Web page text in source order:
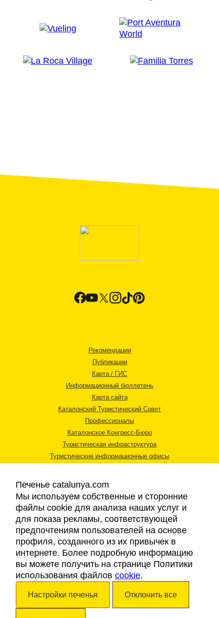
Рекомендации
Публикации
Карта / ГИС
Информационный бюллетень
Карта сайта
Каталонский Туристический Совет
Профессионалы
Каталонское Конгресс-Бюро
Туристическая инфраструктура
Туристические информационные офисы
Правовая информация
Cookies
Доступность
Авторские права © 2026. Каталонский Туристический Совет. Все права
Печенье catalunya.com
Мы используем собственные и сторонние
файлы cookie для анализа наших услуг и
для показа рекламы, соответствующей
предпочтениям пользователей на основе
профиля, созданного из их привычек в
интернете. Более подробную информацию
вы можете получить на странице Политики
использования файлов cookie.
Настройки печенья Отклонить все